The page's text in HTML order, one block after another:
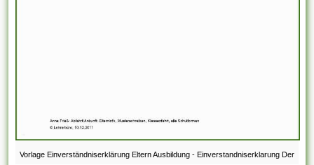
Vorlage Einverständniserklärung Eltern Ausbildung - Einverstandniserklarung Der